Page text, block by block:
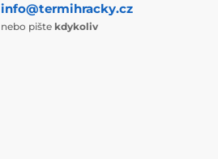
info@termihracky.cz
nebo pište kdykoliv